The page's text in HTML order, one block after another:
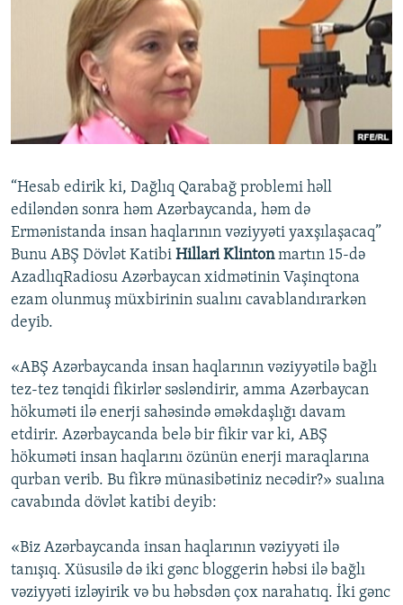
FOTOQALEREYA
İNFOQRAFIKA
KARIKATURA
RADIO ARXIV
OXU ZALI
AZƏRBAYCAN ƏDƏBIYYATI KITABXANASI
İSLAM VƏ DEMOKRATIYA
İZ - MƏDƏNIYYƏT PROQRAMI
HAQQIMIZDA
MISSIYAMIZ
PEŞƏ ETIKASI VƏ JURNALISTIKA STANDARTLARIMIZ
MATERIALLARIMIZDAN ISTIFADƏ
BIZIMLƏ ƏLAQƏ
XƏBƏR BÜLLETENLƏRIMIZ
“Hesab edirik ki, Dağlıq Qarabağ problemi həll
ediləndən sonra həm Azərbaycanda, həm də
Ermənistanda insan haqlarının vəziyyəti yaxşılaşacaq”
Bunu ABŞ Dövlət Katibi Hillari Klintonmartın 15-də
AzadlıqRadiosu Azərbaycan xidmətinin Vaşinqtona
ezam olunmuş müxbirinin sualını cavablandırarkən
deyib.
«ABŞ Azərbaycanda insan haqlarının vəziyyətilə bağlı
tez-tez tənqidi fikirlər səsləndirir, amma Azərbaycan
hökuməti ilə enerji sahəsində əməkdaşlığı davam
etdirir. Azərbaycanda belə bir fikir var ki, ABŞ
hökuməti insan haqlarını özünün enerji maraqlarına
qurban verib. Bu fikrə münasibətiniz necədir?» sualına
cavabında dövlət katibi deyib:
«Biz Azərbaycanda insan haqlarının vəziyyəti ilə
tanışıq. Xüsusilə də iki gənc bloggerin həbsi ilə bağlı
vəziyyəti izləyirik və bu həbsdən çox narahatıq. İki gənc